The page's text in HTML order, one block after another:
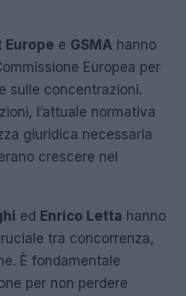
Europe e GSMA hanno
Europea per
sulle concentrazioni.
l’attuale normativa
giuridica necessaria
crescere nel
ed Enrico Letta hanno
tra concorrenza,
È fondamentale
per non perdere